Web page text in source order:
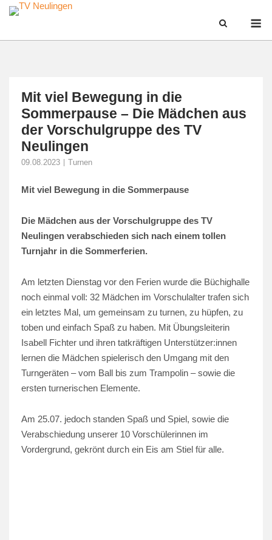
Skip
Mit viel Bewegung in die
Sommerpause – Die Mädchen aus
der Vorschulgruppe des TV
Neulingen
09.08.2023 Turnen
Mit viel Bewegung in die Sommerpause
Die Mädchen aus der Vorschulgruppe des TV
Neulingen verabschieden sich nach einem tollen
Turnjahr in die Sommerferien.
Am letzten Dienstag vor den Ferien wurde die Büchighalle
noch einmal voll: 32 Mädchen im Vorschulalter trafen sich
ein letztes Mal, um gemeinsam zu turnen, zu hüpfen, zu
toben und einfach Spaß zu haben. Mit Übungsleiterin
Isabell Fichter und ihren tatkräftigen Unterstützer:innen
lernen die Mädchen spielerisch den Umgang mit den
Turngeräten – vom Ball bis zum Trampolin – sowie die
ersten turnerischen Elemente.
Am 25.07. jedoch standen Spaß und Spiel, sowie die
Verabschiedung unserer 10 Vorschülerinnen im
Vordergrund, gekrönt durch ein Eis am Stiel für alle.